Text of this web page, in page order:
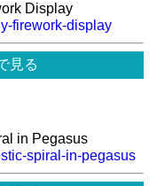
Display
firework-display
見る
in Pegasus
spiral-in-pegasus